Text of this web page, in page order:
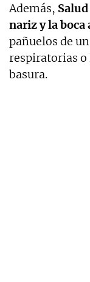
Además,
nariz y la boca
pañuelos de
respiratorias o
basura.